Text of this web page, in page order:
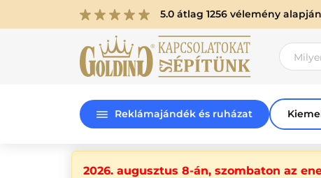
5.0 átlag 1256 vélemény alapján
Reklámajándék és ruházat
2026. augusztus 8-án, szombaton az